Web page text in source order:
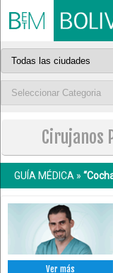
Cirujanos
GUÍA MÉDICA »
Ver más